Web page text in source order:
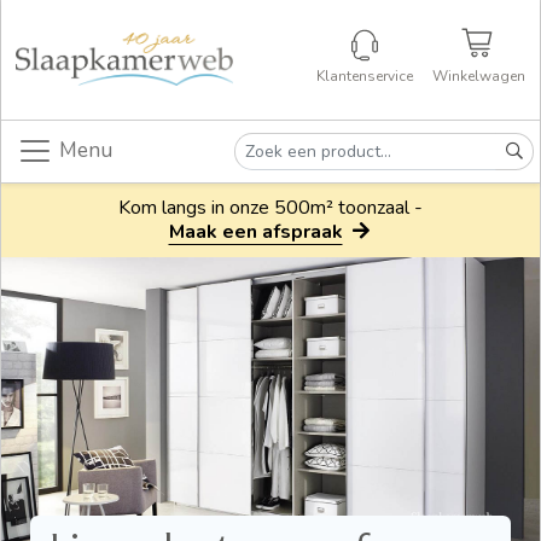
Klantenservice Winkelwagen
Menu
Kom langs in onze 500m² toonzaal -
Maak een afspraak